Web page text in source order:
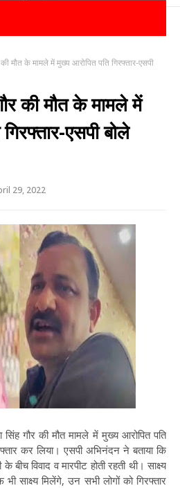
मौत के मामले में मुख्य आरोपित पति गिरफ्तार-एसपी
की मौत के मामले में
एसपी बोले
29, 2022
गौर की मौत मामले में मुख्य आरोपित पति
कर लिया। एसपी अभिनंदन ने बताया कि
बीच विवाद व मारपीट होती रहती थी। साक्ष्य
साक्ष्य मिलेंगे, उन सभी लोगों को गिरफ्तार